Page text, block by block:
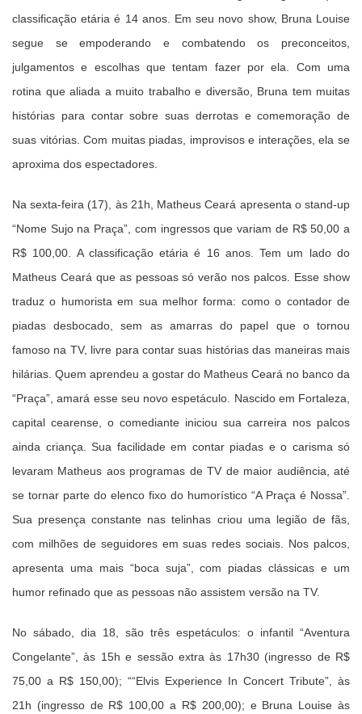
classificação etária é 14 anos. Em seu novo show, Bruna Louise
segue se empoderando e combatendo os preconceitos,
julgamentos e escolhas que tentam fazer por ela. Com uma
rotina que aliada a muito trabalho e diversão, Bruna tem muitas
histórias para contar sobre suas derrotas e comemoração de
suas vitórias. Com muitas piadas, improvisos e interações, ela se
aproxima dos espectadores.
Na sexta-feira (17), às 21h, Matheus Ceará apresenta o stand-up
“Nome Sujo na Praça”, com ingressos que variam de R$ 50,00 a
R$ 100,00. A classificação etária é 16 anos. Tem um lado do
Matheus Ceará que as pessoas só verão nos palcos. Esse show
traduz o humorista em sua melhor forma: como o contador de
piadas desbocado, sem as amarras do papel que o tornou
famoso na TV, livre para contar suas histórias das maneiras mais
hilárias. Quem aprendeu a gostar do Matheus Ceará no banco da
“Praça”, amará esse seu novo espetáculo. Nascido em Fortaleza,
capital cearense, o comediante iniciou sua carreira nos palcos
ainda criança. Sua facilidade em contar piadas e o carisma só
levaram Matheus aos programas de TV de maior audiência, até
se tornar parte do elenco fixo do humorístico “A Praça é Nossa”.
Sua presença constante nas telinhas criou uma legião de fãs,
com milhões de seguidores em suas redes sociais. Nos palcos,
apresenta uma mais “boca suja”, com piadas clássicas e um
humor refinado que as pessoas não assistem versão na TV.
No sábado, dia 18, são três espetáculos: o infantil “Aventura
Congelante”, às 15h e sessão extra às 17h30 (ingresso de R$
75,00 a R$ 150,00); ““Elvis Experience In Concert Tribute”, às
21h (ingresso de R$ 100,00 a R$ 200,00); e Bruna Louise às